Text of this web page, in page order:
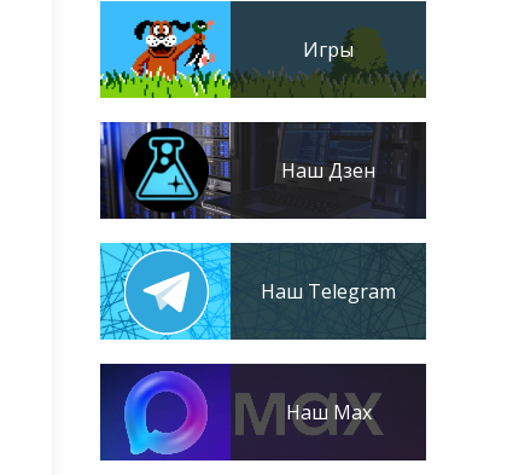
Игры
Наш Дзен
Наш Telegram
Наш Max